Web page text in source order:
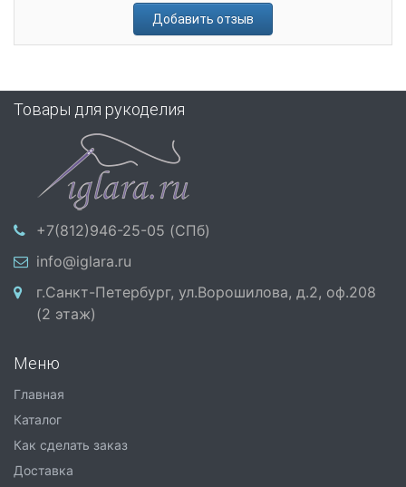
Добавить отзыв
Товары для рукоделия
+7(812)946-25-05 (СПб)
info@iglara.ru
г.Санкт-Петербург, ул.Ворошилова, д.2, оф.208
(2 этаж)
Меню
Главная
Каталог
Как сделать заказ
Доставка